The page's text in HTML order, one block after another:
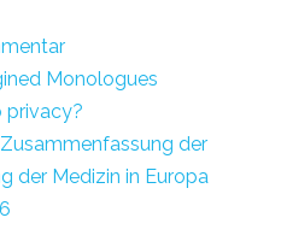
Monologues
privacy?
der
der Medizin in Europa